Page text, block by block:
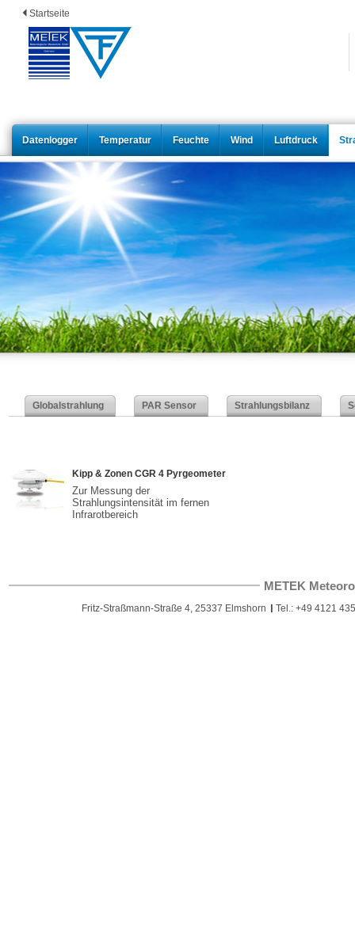
Startseite
Datenlogger Temperatur Feuchte Wind Luftdruck
Globalstrahlung PAR Sensor Strahlungsbilanz
Kipp & Zonen CGR 4 Pyrgeometer
Zur Messung der
Strahlungsintensität im fernen
Infrarotbereich
METEK
Fritz-Straßmann-Straße 4, 25337 Elmshorn Tel.: +49 4121